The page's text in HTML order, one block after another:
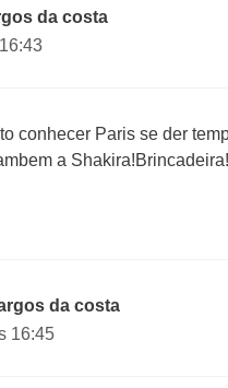
da costa
conhecer Paris se der
a
da costa
16:45